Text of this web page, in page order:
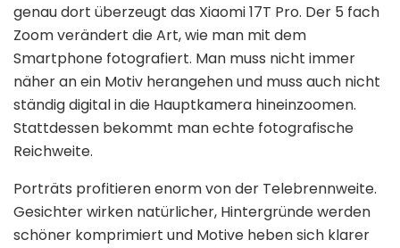
genau dort überzeugt das Xiaomi 17T Pro. Der 5 fach
Zoom verändert die Art, wie man mit dem
Smartphone fotografiert. Man muss nicht immer
näher an ein Motiv herangehen und muss auch nicht
ständig digital in die Hauptkamera hineinzoomen.
Stattdessen bekommt man echte fotografische
Reichweite.
Porträts profitieren enorm von der Telebrennweite.
Gesichter wirken natürlicher, Hintergründe werden
schöner komprimiert und Motive heben sich klarer